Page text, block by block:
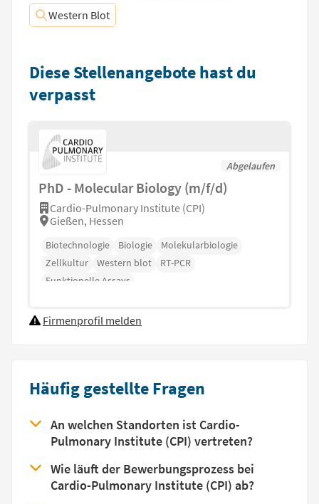
Western Blot
Diese Stellenangebote hast du
verpasst
Abgelaufen
PhD - Molecular Biology (m/f/d)
Cardio-Pulmonary Institute (CPI)
Gießen, Hessen
Biotechnologie Biologie
Molekularbiologie
Zellkultur
Western blot
RT-PCR
Funktionelle Assays
Firmenprofil melden
Häufig gestellte Fragen
An welchen Standorten ist Cardio-
Pulmonary Institute (CPI) vertreten?
Wie läuft der Bewerbungsprozess bei
Cardio-Pulmonary Institute (CPI) ab?